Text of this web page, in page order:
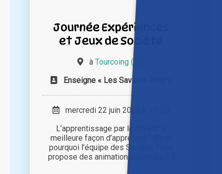
Journée Expériences
et Jeux de Société
à Tourcoing (59)
Enseigne « Les Savants Fous »
mercredi 22 juin 2022 à 11h00
L’apprentissage par le jeu est la
meilleure façon d’apprendre ! C’est
pourquoi l’équipe des Savants Fous
propose des animations ludiques [...]